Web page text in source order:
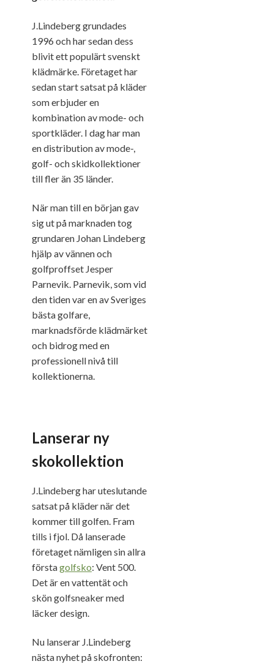
J.Lindeberg grundades
1996 och har sedan dess
blivit ett populärt svenskt
klädmärke. Företaget har
sedan start satsat på kläder
som erbjuder en
kombination av mode- och
sportkläder. I dag har man
en distribution av mode-,
golf- och skidkollektioner
till fler än 35 länder.
När man till en början gav
sig ut på marknaden tog
grundaren Johan Lindeberg
hjälp av vännen och
golfproffset Jesper
Parnevik. Parnevik, som vid
den tiden var en av Sveriges
bästa golfare,
marknadsförde klädmärket
och bidrog med en
professionell nivå till
kollektionerna.
Lanserar ny
skokollektion
J.Lindeberg har uteslutande
satsat på kläder när det
kommer till golfen. Fram
tills i fjol. Då lanserade
företaget nämligen sin allra
förstagolfsko: Vent 500.
Det är en vattentät och
skön golfsneaker med
läcker design.
Nu lanserar J.Lindeberg
nästa nyhet på skofronten: